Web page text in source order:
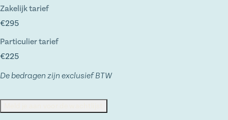
Zakelijk tarief
€295
Particulier tarief
€225
De bedragen zijn exclusief BTW